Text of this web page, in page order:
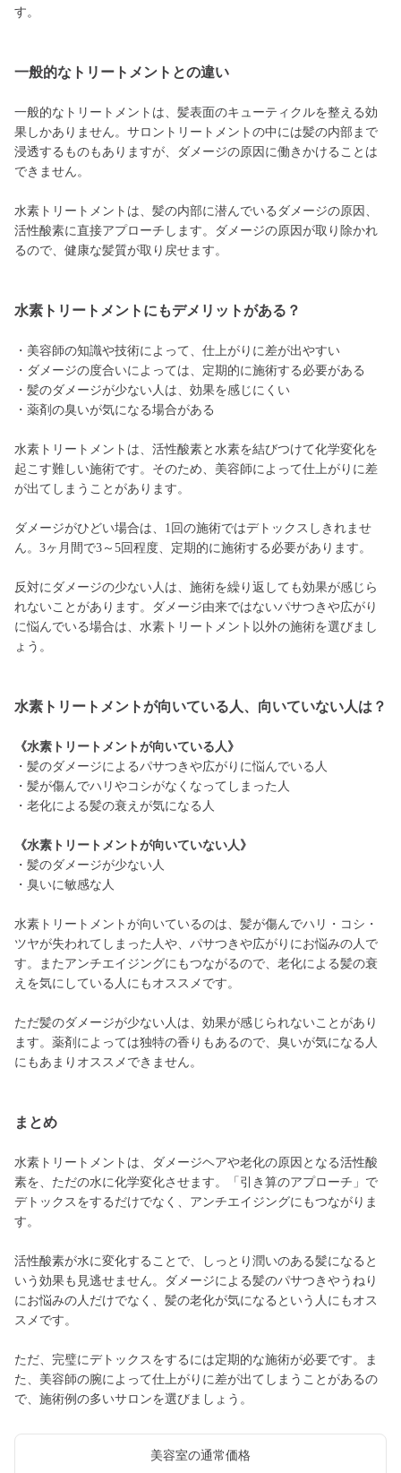
す。
一般的なトリートメントとの違い
一般的なトリートメントは、髪表面のキューティクルを整える効
果しかありません。サロントリートメントの中には髪の内部まで
浸透するものもありますが、ダメージの原因に働きかけることは
できません。
水素トリートメントは、髪の内部に潜んでいるダメージの原因、
活性酸素に直接アプローチします。ダメージの原因が取り除かれ
るので、健康な髪質が取り戻せます。
水素トリートメントにもデメリットがある？
・美容師の知識や技術によって、仕上がりに差が出やすい
・ダメージの度合いによっては、定期的に施術する必要がある
・髪のダメージが少ない人は、効果を感じにくい
・薬剤の臭いが気になる場合がある
水素トリートメントは、活性酸素と水素を結びつけて化学変化を
起こす難しい施術です。そのため、美容師によって仕上がりに差
が出てしまうことがあります。
ダメージがひどい場合は、1回の施術ではデトックスしきれませ
ん。3ヶ月間で3～5回程度、定期的に施術する必要があります。
反対にダメージの少ない人は、施術を繰り返しても効果が感じら
れないことがあります。ダメージ由来ではないパサつきや広がり
に悩んでいる場合は、水素トリートメント以外の施術を選びまし
ょう。
水素トリートメントが向いている人、向いていない人は？
《水素トリートメントが向いている人》
・髪のダメージによるパサつきや広がりに悩んでいる人
・髪が傷んでハリやコシがなくなってしまった人
・老化による髪の衰えが気になる人
《水素トリートメントが向いていない人》
・髪のダメージが少ない人
・臭いに敏感な人
水素トリートメントが向いているのは、髪が傷んでハリ・コシ・
ツヤが失われてしまった人や、パサつきや広がりにお悩みの人で
す。またアンチエイジングにもつながるので、老化による髪の衰
えを気にしている人にもオススメです。
ただ髪のダメージが少ない人は、効果が感じられないことがあり
ます。薬剤によっては独特の香りもあるので、臭いが気になる人
にもあまりオススメできません。
まとめ
水素トリートメントは、ダメージヘアや老化の原因となる活性酸
素を、ただの水に化学変化させます。「引き算のアプローチ」で
デトックスをするだけでなく、アンチエイジングにもつながりま
す。
活性酸素が水に変化することで、しっとり潤いのある髪になると
いう効果も見逃せません。ダメージによる髪のパサつきやうねり
にお悩みの人だけでなく、髪の老化が気になるという人にもオス
スメです。
ただ、完璧にデトックスをするには定期的な施術が必要です。ま
た、美容師の腕によって仕上がりに差が出てしまうことがあるの
で、施術例の多いサロンを選びましょう。
美容室の通常価格